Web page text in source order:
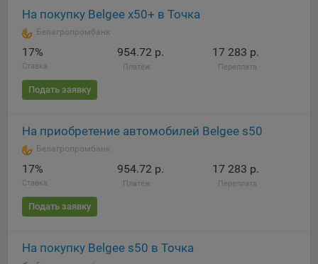
Google Ads - сервис показа контекстной рекламы,
предоставляемый компанией Google Ireland Ltd, Gordon
House Barrow Street Dublin 4, D04E5W5 Ireland.
Сохранить мои изменения
На покупку Belgee x50+ в Точка
Белагропромбанк
17%
Ставка
954.72 р.
Платёж
17 283 р.
Переплата
Подать заявку
На приобретение автомобилей Belgee s50
Белагропромбанк
17%
Ставка
954.72 р.
Платёж
17 283 р.
Переплата
Подать заявку
На покупку Belgee s50 в Точка